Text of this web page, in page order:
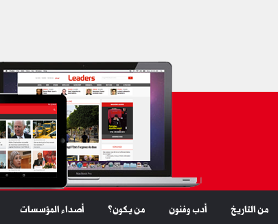
من التاريخ أدب وفنون من يكون؟ أصداء المؤسسات